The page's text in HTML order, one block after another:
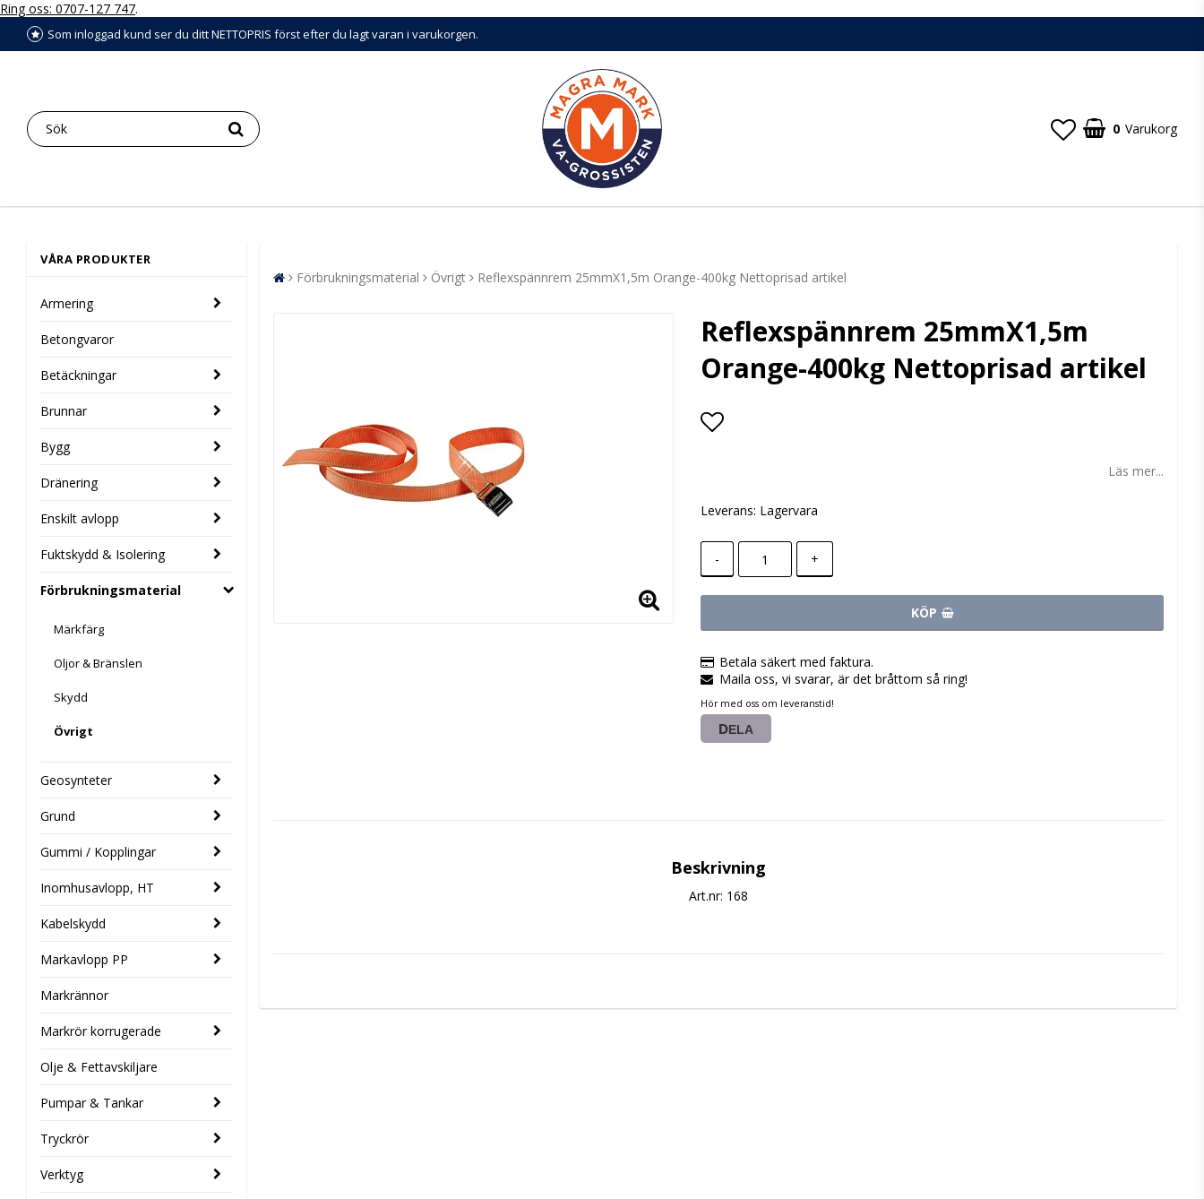
Ring oss: 0707-127 747.
Som inloggad kund ser du ditt NETTOPRIS först efter du lagt varan i varukorgen.
0 Varukorg
VÅRA PRODUKTER
Armering
Betongvaror
Betäckningar
Brunnar
Bygg
Dränering
Enskilt avlopp
Fuktskydd & Isolering
Förbrukningsmaterial
Märkfärg
Oljor & Bränslen
Skydd
Övrigt
Geosynteter
Grund
Gummi / Kopplingar
Inomhusavlopp, HT
Kabelskydd
Markavlopp PP
Markrännor
Markrör korrugerade
Olje & Fettavskiljare
Pumpar & Tankar
Tryckrör
Verktyg
Förbrukningsmaterial Övrigt Reflexspännrem 25mmX1,5m Orange-400kg Nettoprisad artikel
Reflexspännrem 25mmX1,5m
Orange-400kg Nettoprisad artikel
Läs mer...
Leverans: Lagervara
- +
KÖP
Betala säkert med faktura.
Maila oss, vi svarar, är det bråttom så ring!
Hör med oss om leveranstid!
DELA
Beskrivning
Art.nr: 168